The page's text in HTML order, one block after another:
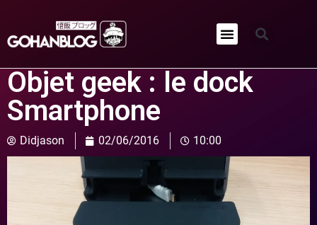
Objet geek : le dock
Smartphone
Didjason 02/06/2016 10:00